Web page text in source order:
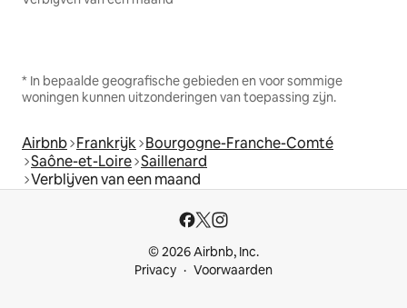
* In bepaalde geografische gebieden en voor sommige
woningen kunnen uitzonderingen van toepassing zijn.
Airbnb Frankrijk Bourgogne-Franche-Comté
Saône-et-Loire Saillenard
Verblijven van een maand
© 2026 Airbnb, Inc.
Privacy
Voorwaarden